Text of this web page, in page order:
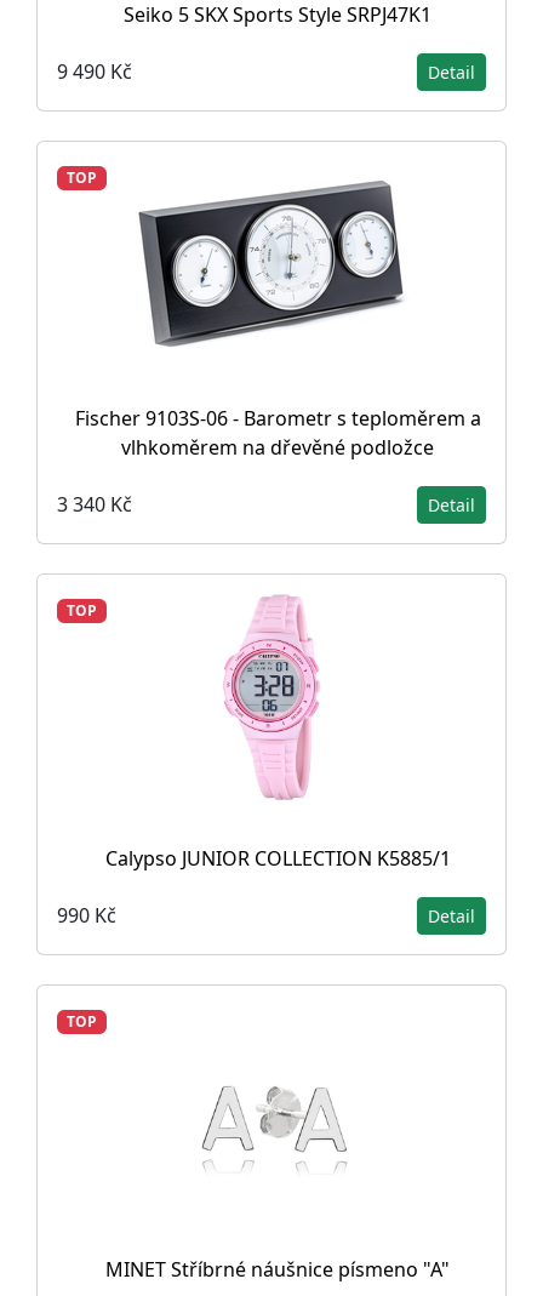
Seiko 5 SKX Sports Style SRPJ47K1
9 490 Kč Detail
TOP
Fischer 9103S-06 - Barometr s teploměrem a
vlhkoměrem na dřevěné podložce
3 340 Kč Detail
TOP
Calypso JUNIOR COLLECTION K5885/1
990 Kč Detail
TOP
MINET Stříbrné náušnice písmeno "A"